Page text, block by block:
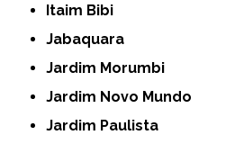
Itaim Bibi
Jabaquara
Jardim Morumbi
Jardim Novo Mundo
Jardim Paulista